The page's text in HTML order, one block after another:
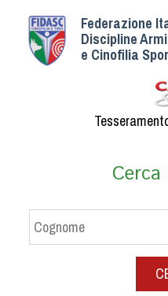
Federazione
Discipline
e Cinofilia